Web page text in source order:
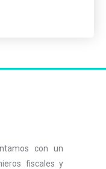
con un
fiscales y